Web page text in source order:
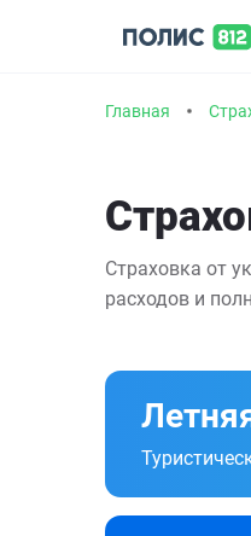
Главная
Страховка от
расходов и